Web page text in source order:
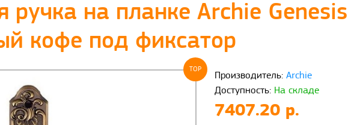
ручка на планке Archie
кофе под фиксатор
TOP
Производитель: Archie
Доступность: На складе
7407.20 р.